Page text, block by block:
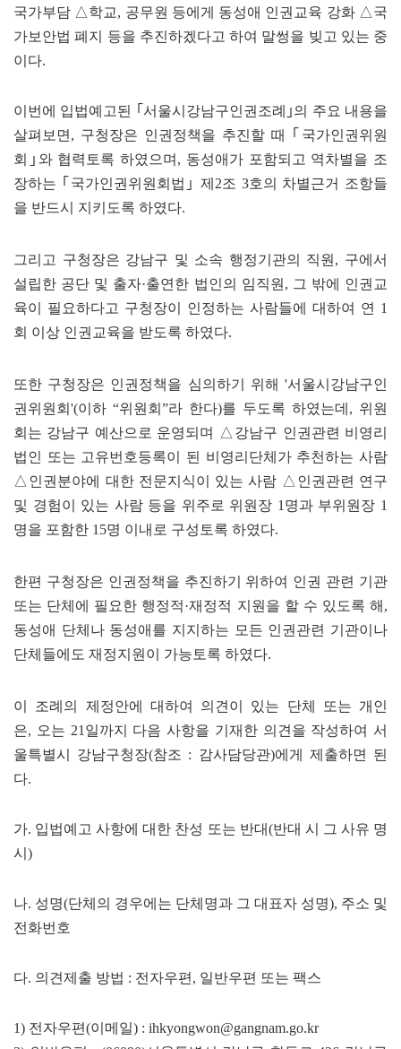
국가부담 △학교, 공무원 등에게 동성애 인권교육 강화 △국
가보안법 폐지 등을 추진하겠다고 하여 말썽을 빚고 있는 중
이다.
이번에 입법예고된 ｢서울시강남구인권조례｣의 주요 내용을
살펴보면, 구청장은 인권정책을 추진할 때 ｢국가인권위원
회｣와 협력토록 하였으며, 동성애가 포함되고 역차별을 조
장하는 ｢국가인권위원회법｣ 제2조 3호의 차별근거 조항들
을 반드시 지키도록 하였다.
그리고 구청장은 강남구 및 소속 행정기관의 직원, 구에서
설립한 공단 및 출자·출연한 법인의 임직원, 그 밖에 인권교
육이 필요하다고 구청장이 인정하는 사람들에 대하여 연 1
회 이상 인권교육을 받도록 하였다.
또한 구청장은 인권정책을 심의하기 위해 '서울시강남구인
권위원회'(이하 “위원회”라 한다)를 두도록 하였는데, 위원
회는 강남구 예산으로 운영되며 △강남구 인권관련 비영리
법인 또는 고유번호등록이 된 비영리단체가 추천하는 사람
△인권분야에 대한 전문지식이 있는 사람 △인권관련 연구
및 경험이 있는 사람 등을 위주로 위원장 1명과 부위원장 1
명을 포함한 15명 이내로 구성토록 하였다.
한편 구청장은 인권정책을 추진하기 위하여 인권 관련 기관
또는 단체에 필요한 행정적·재정적 지원을 할 수 있도록 해,
동성애 단체나 동성애를 지지하는 모든 인권관련 기관이나
단체들에도 재정지원이 가능토록 하였다.
이 조례의 제정안에 대하여 의견이 있는 단체 또는 개인
은, 오는 21일까지 다음 사항을 기재한 의견을 작성하여 서
울특별시 강남구청장(참조 : 감사담당관)에게 제출하면 된
다.
가. 입법예고 사항에 대한 찬성 또는 반대(반대 시 그 사유 명
시)
나. 성명(단체의 경우에는 단체명과 그 대표자 성명), 주소 및
전화번호
다. 의견제출 방법 : 전자우편, 일반우편 또는 팩스
1) 전자우편(이메일) : ihkyongwon@gangnam.go.kr